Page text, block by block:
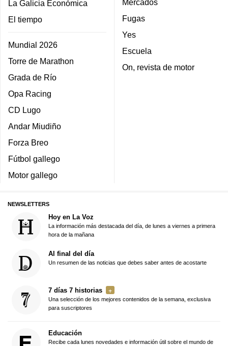
La Galicia Económica
El tiempo
Mundial 2026
Torre de Marathon
Grada de Río
Opa Racing
CD Lugo
Andar Miudiño
Forza Breo
Fútbol gallego
Motor gallego
Mercados
Fugas
Yes
Escuela
On, revista de motor
NEWSLETTERS
Hoy en La Voz
La información más destacada del día, de lunes a viernes a primera
hora de la mañana
Al final del día
Un resumen de las noticias que debes saber antes de acostarte
7 días 7 historias
Una selección de los mejores contenidos de la semana, exclusiva
para suscriptores
Educación
Recibe cada lunes novedades e información útil sobre el mundo de